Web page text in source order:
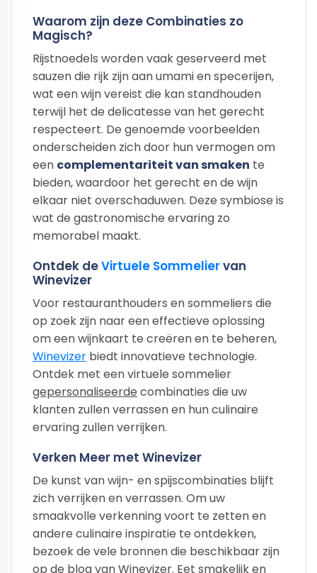
Waarom zijn deze Combinaties zo
Magisch?
Rijstnoedels worden vaak geserveerd met
sauzen die rijk zijn aan umami en specerijen,
wat een wijn vereist die kan standhouden
terwijl het de delicatesse van het gerecht
respecteert. De genoemde voorbeelden
onderscheiden zich door hun vermogen om
een complementariteit van smaken te
bieden, waardoor het gerecht en de wijn
elkaar niet overschaduwen. Deze symbiose is
wat de gastronomische ervaring zo
memorabel maakt.
Ontdek deVirtuele Sommeliervan
Winevizer
Voor restauranthouders en sommeliers die
op zoek zijn naar een effectieve oplossing
om een wijnkaart te creëren en te beheren,
Winevizer biedt innovatieve technologie.
Ontdek met een virtuele sommelier
gepersonaliseerde combinaties die uw
klanten zullen verrassen en hun culinaire
ervaring zullen verrijken.
Verken Meer met Winevizer
De kunst van wijn- en spijscombinaties blijft
zich verrijken en verrassen. Om uw
smaakvolle verkenning voort te zetten en
andere culinaire inspiratie te ontdekken,
bezoek de vele bronnen die beschikbaar zijn
op de blog van Winevizer. Eet smakelijk en